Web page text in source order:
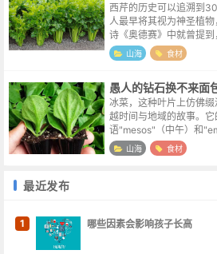
西芹的历史可以追溯到
人最早将其视为神圣植
诗《奥德赛》中就曾提
橄榄木制成的，可见其在
的是，古罗马人相信西芹
山海 食材
愚人的钻石换不来面
冰菜，这种叶片上仿佛
越时间与地域的故事。
语"mesos"（中午）和
在正午最灿烂的阳光下绽
被园丁们记载在羊皮纸...
山海 食材
最近发布
1
哪些因素会影响孩子长高